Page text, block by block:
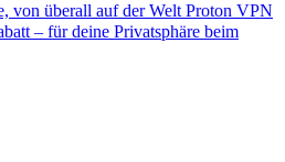
von überall auf der Welt Proton VPN
– für deine Privatsphäre beim